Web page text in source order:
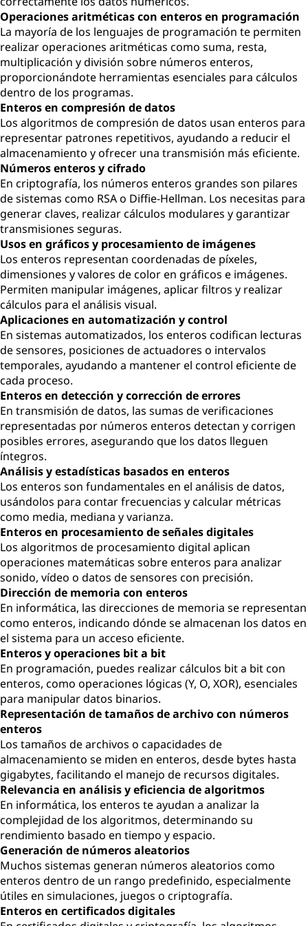
Operaciones aritméticas con enteros en programación
La mayoría de los lenguajes de programación te permiten
realizar operaciones aritméticas como suma, resta,
multiplicación y división sobre números enteros,
proporcionándote herramientas esenciales para cálculos
dentro de los programas.
Enteros en compresión de datos
Los algoritmos de compresión de datos usan enteros para
representar patrones repetitivos, ayudando a reducir el
almacenamiento y ofrecer una transmisión más eficiente.
Números enteros y cifrado
En criptografía, los números enteros grandes son pilares
de sistemas como RSA o Diffie-Hellman. Los necesitas para
generar claves, realizar cálculos modulares y garantizar
transmisiones seguras.
Usos en gráficos y procesamiento de imágenes
Los enteros representan coordenadas de píxeles,
dimensiones y valores de color en gráficos e imágenes.
Permiten manipular imágenes, aplicar filtros y realizar
cálculos para el análisis visual.
Aplicaciones en automatización y control
En sistemas automatizados, los enteros codifican lecturas
de sensores, posiciones de actuadores o intervalos
temporales, ayudando a mantener el control eficiente de
cada proceso.
Enteros en detección y corrección de errores
En transmisión de datos, las sumas de verificaciones
representadas por números enteros detectan y corrigen
posibles errores, asegurando que los datos lleguen
íntegros.
Análisis y estadísticas basados en enteros
Los enteros son fundamentales en el análisis de datos,
usándolos para contar frecuencias y calcular métricas
como media, mediana y varianza.
Enteros en procesamiento de señales digitales
Los algoritmos de procesamiento digital aplican
operaciones matemáticas sobre enteros para analizar
sonido, vídeo o datos de sensores con precisión.
Dirección de memoria con enteros
En informática, las direcciones de memoria se representan
como enteros, indicando dónde se almacenan los datos en
el sistema para un acceso eficiente.
Enteros y operaciones bit a bit
En programación, puedes realizar cálculos bit a bit con
enteros, como operaciones lógicas (Y, O, XOR), esenciales
para manipular datos binarios.
Representación de tamaños de archivo con números
enteros
Los tamaños de archivos o capacidades de
almacenamiento se miden en enteros, desde bytes hasta
gigabytes, facilitando el manejo de recursos digitales.
Relevancia en análisis y eficiencia de algoritmos
En informática, los enteros te ayudan a analizar la
complejidad de los algoritmos, determinando su
rendimiento basado en tiempo y espacio.
Generación de números aleatorios
Muchos sistemas generan números aleatorios como
enteros dentro de un rango predefinido, especialmente
útiles en simulaciones, juegos o criptografía.
Enteros en certificados digitales